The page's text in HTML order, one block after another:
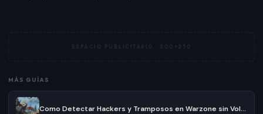
ESPACIO PUBLICITARIO · 300×250
MÁS GUÍAS
Como Detectar Hackers y Tramposos en Warzone sin Volverte Loco